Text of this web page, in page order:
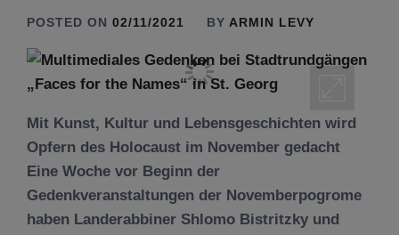
POSTED ON 02/11/2021 BY ARMIN LEVY
Mit Kunst, Kultur und Lebensgeschichten wird
Opfern des Holocaust im November gedacht
Eine Woche vor Beginn der
Gedenkveranstaltungen der Novemberpogrome
haben Landerabbiner Shlomo Bistritzky und